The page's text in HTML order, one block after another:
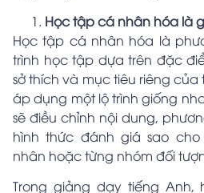
Học tập cá nhân hóa là
Học tập cá nhân hóa là
trình học tập dựa trên đặc
sở thích và mục tiêu riêng của
áp dụng một lộ trình giống
sẽ điều chỉnh nội dung,
hình thức đánh giá sao
nhân hoặc từng nhóm đối
Trong giảng dạy tiếng